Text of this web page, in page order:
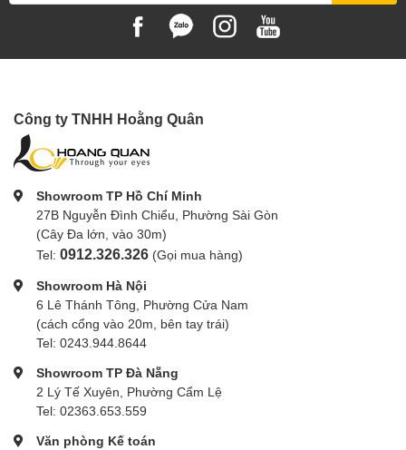
Công ty TNHH Hoằng Quân
Showroom TP Hồ Chí Minh
27B Nguyễn Đình Chiểu, Phường Sài Gòn
(Cây Đa lớn, vào 30m)
Tel: 0912.326.326 (Gọi mua hàng)
Showroom Hà Nội
6 Lê Thánh Tông, Phường Cửa Nam
(cách cổng vào 20m, bên tay trái)
Tel: 0243.944.8644
Showroom TP Đà Nẵng
2 Lý Tế Xuyên, Phường Cẩm Lệ
Tel: 02363.653.559
Văn phòng Kế toán